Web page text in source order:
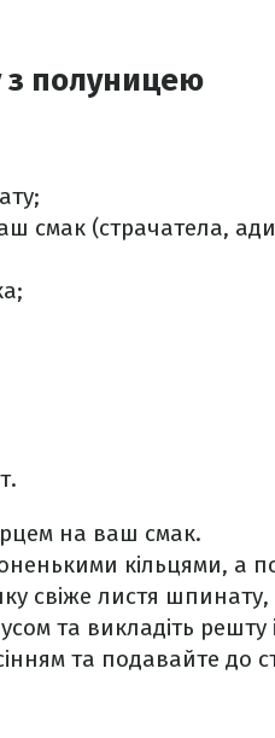
з полуницею
смак (страчатела,
на ваш смак.
кільцями, а
свіже листя
та викладіть решту
та подавайте до